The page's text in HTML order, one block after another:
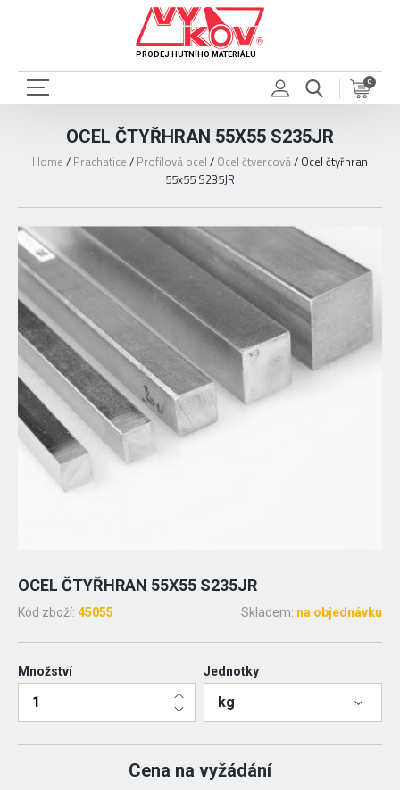
PRODEJ HUTNÍHO MATERIÁLU
0
OCEL ČTYŘHRAN 55X55 S235JR
Home / Prachatice / Profilová ocel / Ocel čtvercová/ Ocel čtyřhran
55x55 S235JR
OCEL ČTYŘHRAN 55X55 S235JR
Kód zboží: 45055 Skladem: na objednávku
Množství Jednotky
kg
Cena na vyžádání